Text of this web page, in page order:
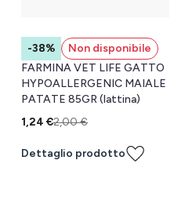
-38%
Non disponibile
FARMINA VET LIFE GATTO
HYPOALLERGENIC MAIALE
PATATE 85GR (lattina)
1,24 €2,00 €
Dettaglio prodotto